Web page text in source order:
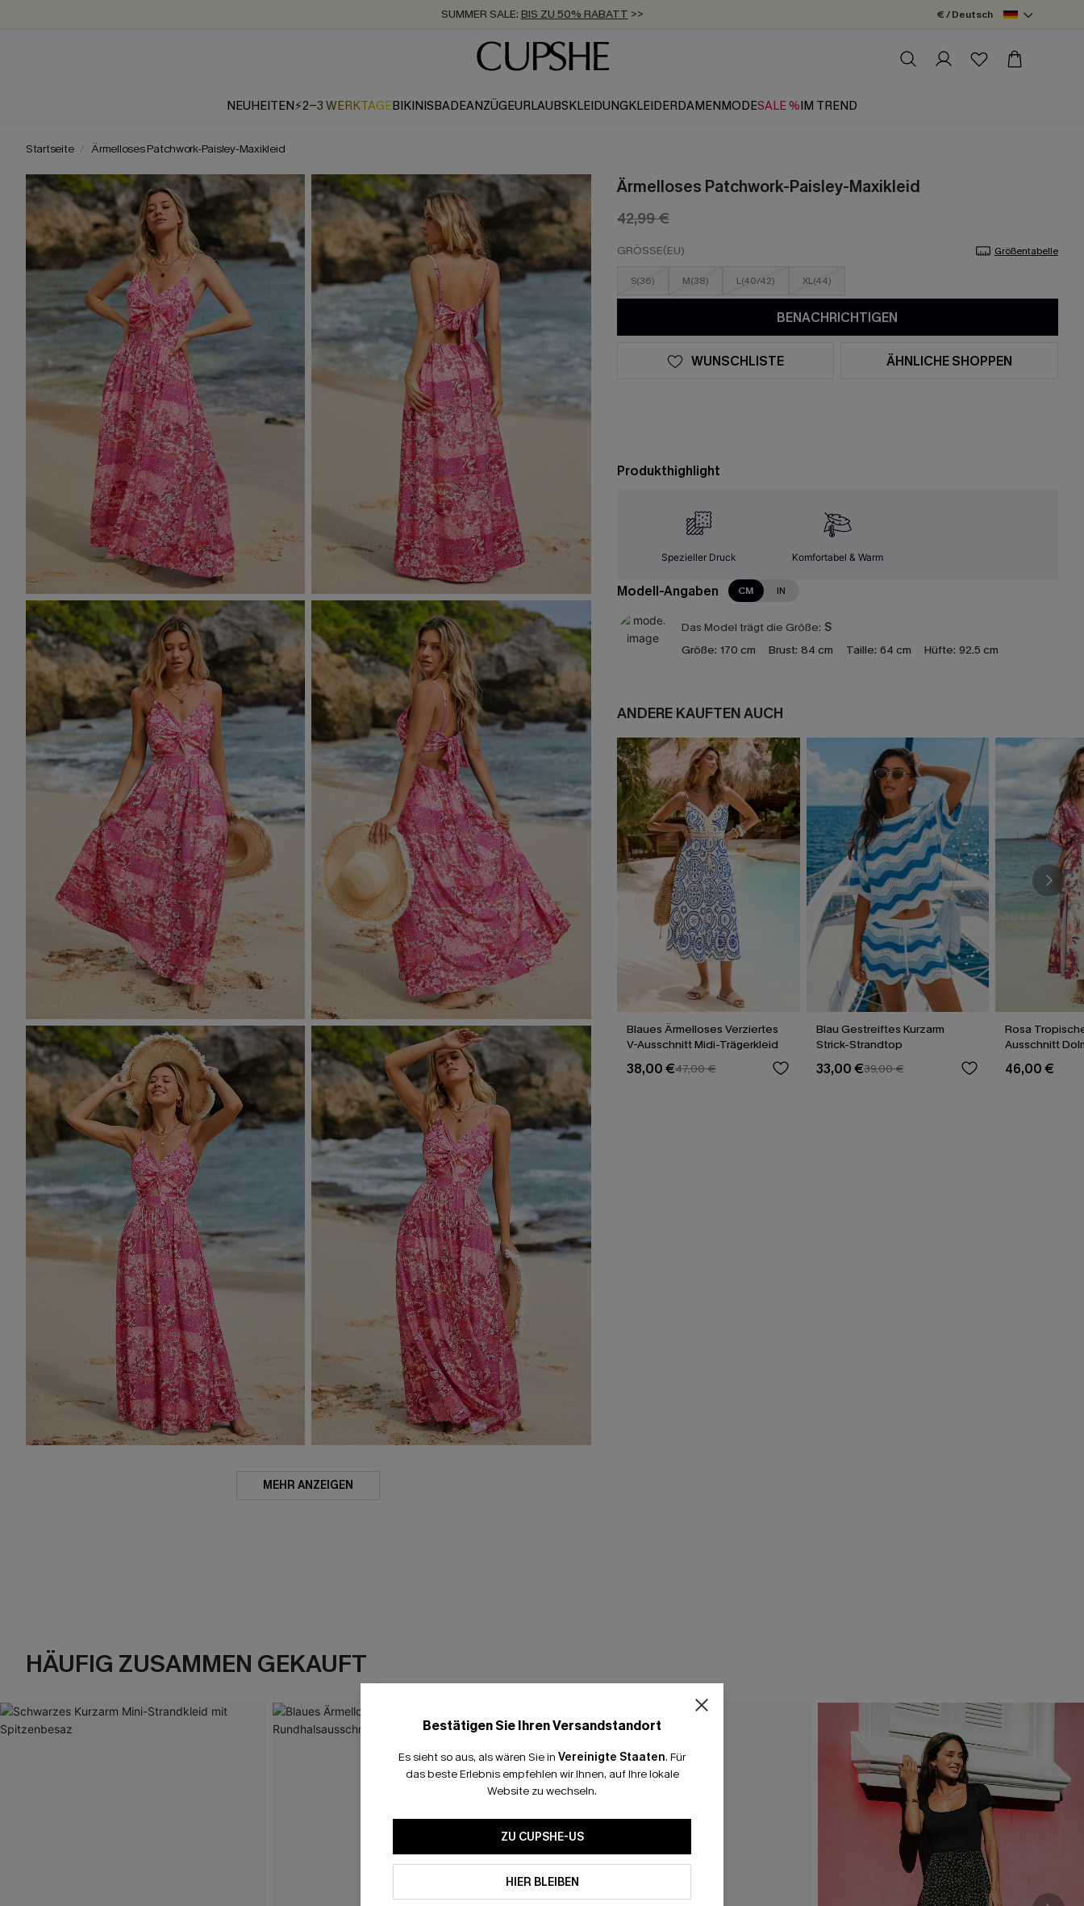
ZUM NEWSLETTER:BIS ZU -20% EXTRA ERHALTEN
KOSTENLOSER VERSAND AB 89 €
€ / Deutsch
NEUHEITEN⚡2-3 WERKTAGEBIKINISBADEANZÜGEURLAUBSKLEIDUNGKLEIDERDAMENMODESALE %IM TREND
Startseite Ärmelloses Patchwork-Paisley-Maxikleid
MEHR ANZEIGEN
Ärmelloses Patchwork-Paisley-Maxikleid
42,99 €
GRÖSSE(EU) Größentabelle
S(36) M(38) L(40/42) XL(44)
BENACHRICHTIGEN
WUNSCHLISTE ÄHNLICHE SHOPPEN
Produkthighlight
Spezieller Druck Komfortabel & Warm
Modell-Angaben CM IN
Das Model trägt die Größe: S
Größe: 170 cm Brust: 84 cm Taille: 64 cm Hüfte: 92.5 cm
ANDERE KAUFTEN AUCH
Blaues Ärmelloses Verziertes
V-Ausschnitt Midi-Trägerkleid
38,00 €47,00 €
Blau Gestreiftes Kurzarm
Strick-Strandtop
33,00 €39,00 €
Rosa
Ausschnitt
Maxikleid
46,00 €
HÄUFIG ZUSAMMEN GEKAUFT
Bestätigen Sie Ihren Versandstandort
Es sieht so aus, als wären Sie in Vereinigte Staaten. Für
das beste Erlebnis empfehlen wir Ihnen, auf Ihre lokale
Website zu wechseln.
ZU CUPSHE-US
HIER BLEIBEN